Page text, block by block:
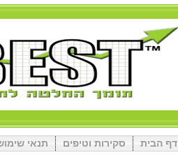
דף הבית סקירות וטיפים תנאי